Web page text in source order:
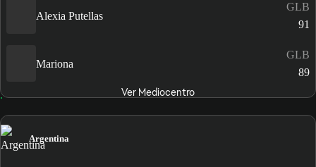
Alexia Putellas
GLB
91
Mariona
GLB
89
Ver Mediocentro
Argentina